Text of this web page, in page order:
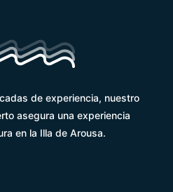
de experiencia, nuestro
asegura una experiencia
en la Illa de Arousa.